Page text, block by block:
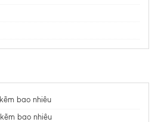
bao nhiêu
bao nhiêu